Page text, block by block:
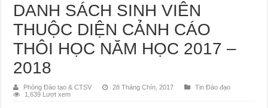
DANH SÁCH SINH VIÊN
THUỘC DIỆN CẢNH CÁO
THÔI HỌC NĂM HỌC 2017 –
2018
Phòng Đào tạo & CTSV 28 Tháng Chín, 2017
Tin Đào đạo
1,639 Lượt xem